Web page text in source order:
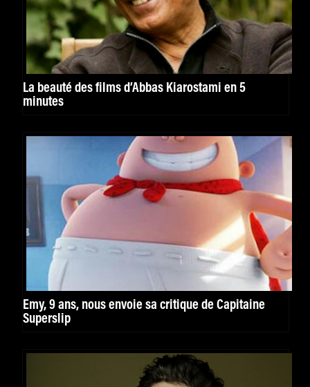
La beauté des films d’Abbas Kiarostami en 5
minutes
Emy, 9 ans, nous envoie sa critique de Capitaine
Superslip